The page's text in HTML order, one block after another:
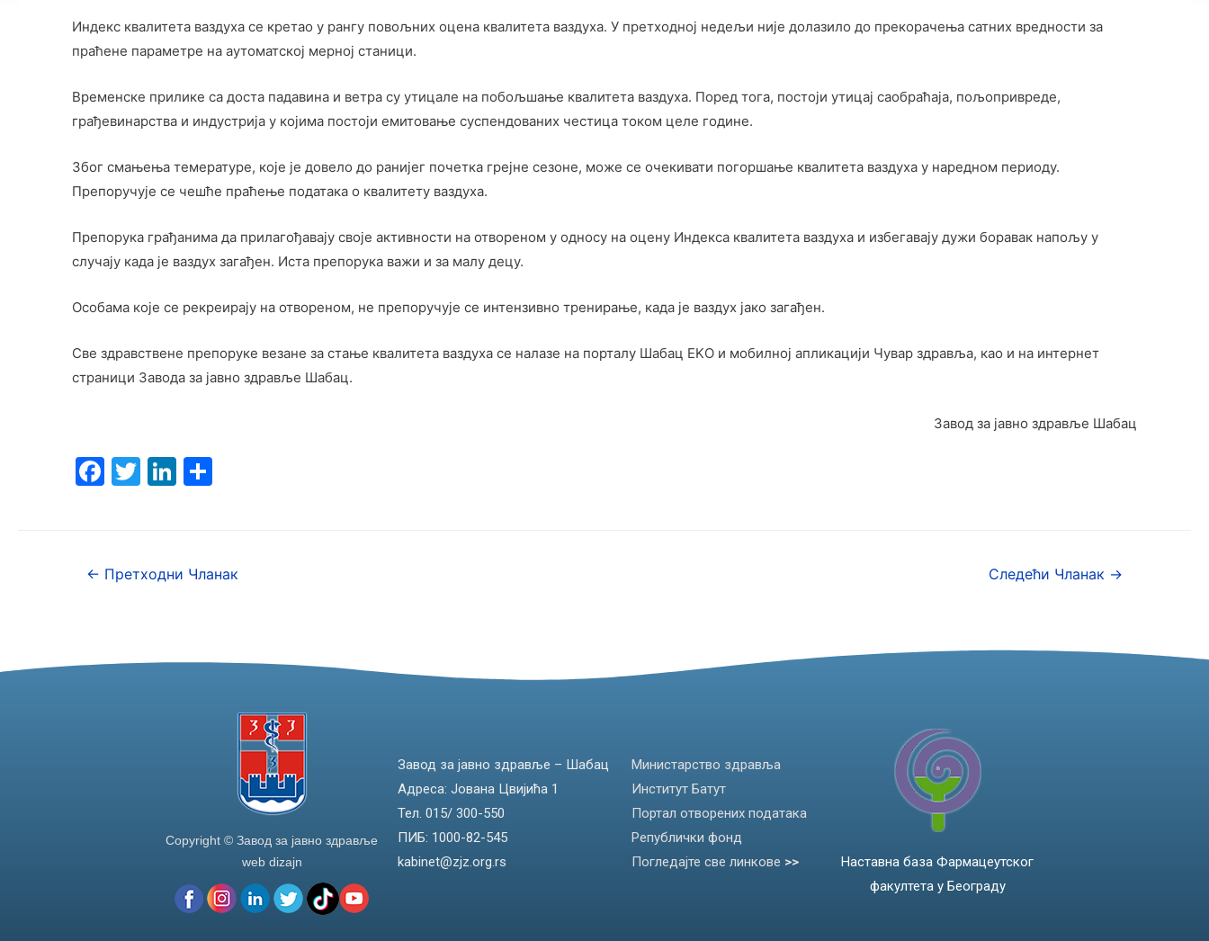
Индекс квалитета ваздуха се кретао у рангу повољних оцена квалитета ваздуха. У претходној недељи није долазило до прекорачења сатних вредности за
праћене параметре на аутоматској мерној станици.
Временске прилике са доста падавина и ветра су утицале на побољшање квалитета ваздуха. Поред тога, постоји утицај саобраћаја, пољопривреде,
грађевинарства и индустрија у којима постоји емитовање суспендованих честица током целе године.
Због смањења темературе, које је довело до ранијег почетка грејне сезоне, може се очекивати погоршање квалитета ваздуха у наредном периоду.
Препоручује се чешће праћење података о квалитету ваздуха.
Препорука грађанима да прилагођавају своје активности на отвореном у односу на оцену Индекса квалитета ваздуха и избегавају дужи боравак напољу у
случају када је ваздух загађен. Иста препорука важи и за малу децу.
Особама које се рекреирају на отвореном, не препоручује се интензивно тренирање, када је ваздух јако загађен.
Све здравствене препоруке везане за стање квалитета ваздуха се налазе на порталу Шабац EKО и мобилној апликацији Чувар здравља, као и на интернет
страници Завода за јавно здравље Шабац.
Завод за јавно здравље Шабац
F
b
k
T Li
dI
S
← Претходни Чланак Следећи Чланак →
Copyright © Завод за јавно здравље
web dizajn
Завод за јавно здравље – Шабац
Адреса: Јована Цвијића 1
Тел. 015/ 300-550
ПИБ: 1000-82-545
kabinet@zjz.org.rs
Министарство здравља
Институт Батут
Портал отворених података
Републички фонд
Погледајте све линкове >>
Наставна база Фармацеутског
факултета у Београду